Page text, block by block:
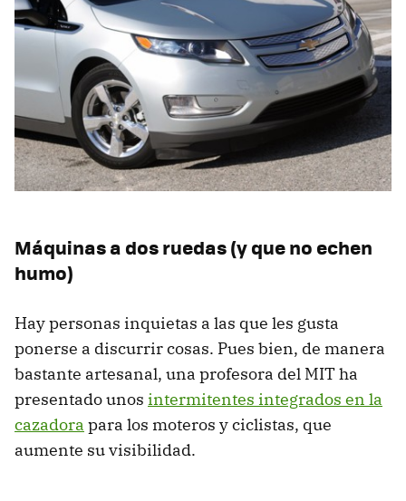
Máquinas a dos ruedas (y que no echen
humo)
Hay personas inquietas a las que les gusta
ponerse a discurrir cosas. Pues bien, de manera
bastante artesanal, una profesora del MITha
presentado unos intermitentes integrados en la
cazadora para los moteros y ciclistas, que
aumente su visibilidad.